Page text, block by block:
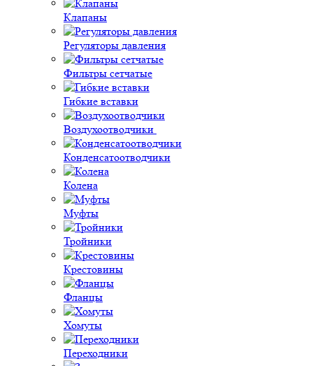
Клапаны
Регуляторы давления
Фильтры сетчатые
Гибкие вставки
Воздухоотводчики
Конденсатоотводчики
Колена
Муфты
Тройники
Крестовины
Фланцы
Хомуты
Переходники